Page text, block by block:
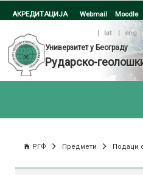
АКРЕДИТАЦИЈА Webmail Moodle
| lat |
eng
Универзитет у Београду
Рударско-
РГФ Предмети Подаци